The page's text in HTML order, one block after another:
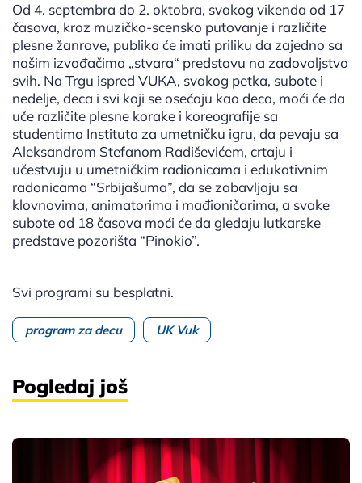
Od 4. septembra do 2. oktobra, svakog vikenda od 17
časova, kroz muzičko-scensko putovanje i različite
plesne žanrove, publika će imati priliku da zajedno sa
našim izvođačima „stvara“ predstavu na zadovoljstvo
svih. Na Trgu ispred VUКA, svakog petka, subote i
nedelje, deca i svi koji se osećaju kao deca, moći će da
uče različite plesne korake i koreografije sa
studentima Instituta za umetničku igru, da pevaju sa
Aleksandrom Stefanom Radiševićem, crtaju i
učestvuju u umetničkim radionicama i edukativnim
radonicama “Srbijašuma”, da se zabavljaju sa
klovnovima, animatorima i mađioničarima, a svake
subote od 18 časova moći će da gledaju lutkarske
predstave pozorišta “Pinokio”.
Svi programi su besplatni.
program za decu UK Vuk
Pogledaj još